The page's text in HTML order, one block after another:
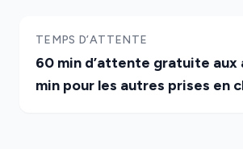
TEMPS D’ATTENTE
60 min d’attente gratuite aux
min pour les autres prises en